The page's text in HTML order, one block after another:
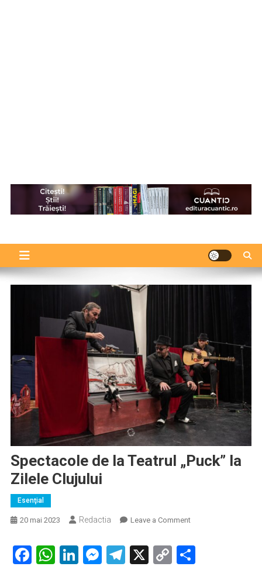
Spectacole de la Teatrul „Puck” la
Zilele Clujului
Esenţial
20 mai 2023 Redactia Leave a Commenton
de
la
Facebook
WhatsApp
LinkedIn
Messenger
Telegram
X Copy